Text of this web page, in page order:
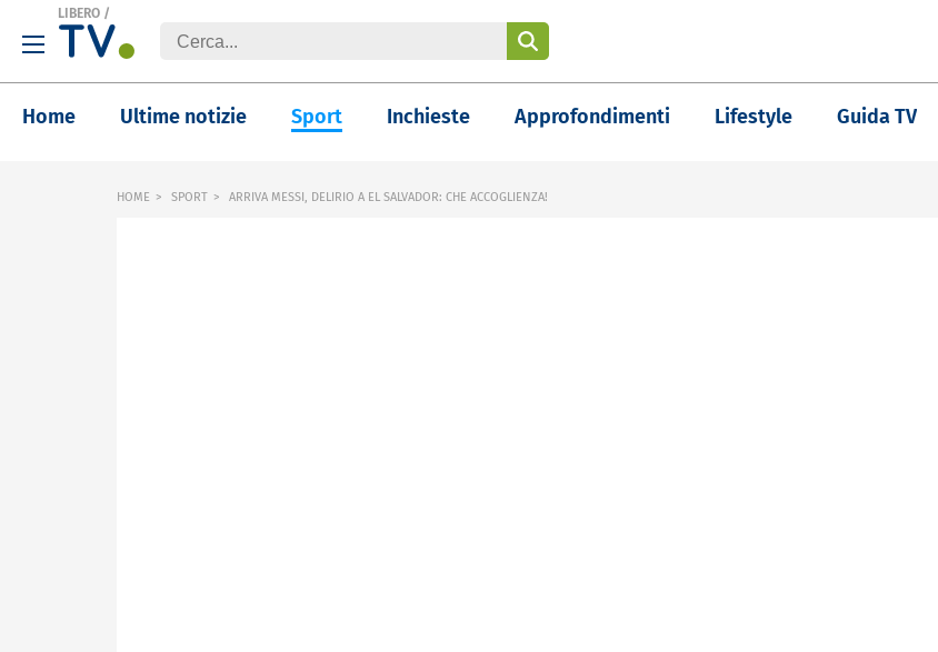
LIBERO /
Home Ultime notizie Sport Inchieste Approfondimenti Lifestyle Guida TV
HOME SPORT ARRIVA MESSI, DELIRIO A EL SALVADOR: CHE ACCOGLIENZA!